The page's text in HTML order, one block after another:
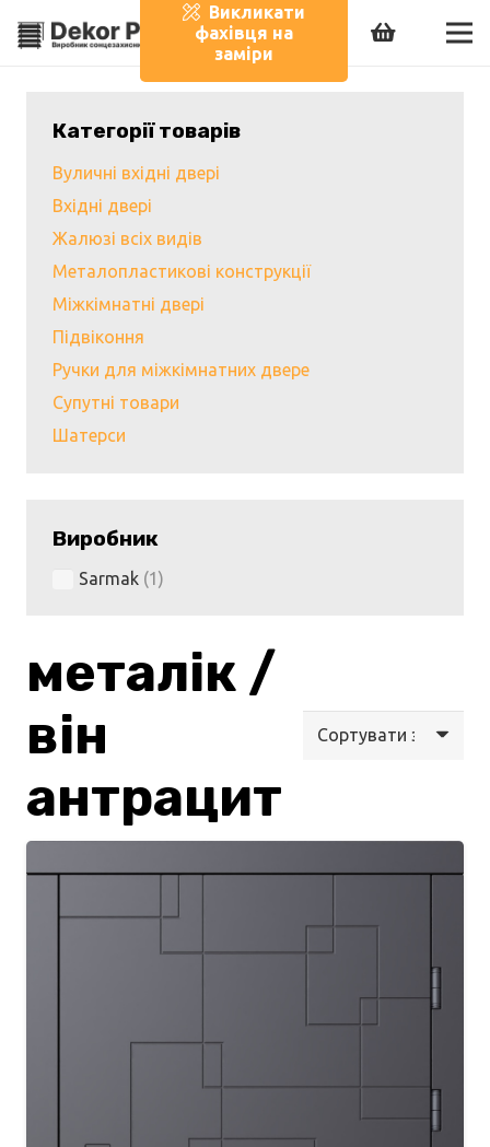
Викликати
фахівця на
заміри
Категорії товарів
Вуличні вхідні двері
Вхідні двері
Жалюзі всіх видів
Металопластикові конструкції
Міжкімнатні двері
Підвіконня
Ручки для міжкімнатних двере
Супутні товари
Шатерси
Виробник
Sarmak (1)
металік /
він
антрацит